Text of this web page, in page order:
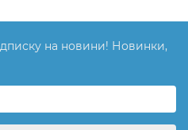
на новини! Новинки,